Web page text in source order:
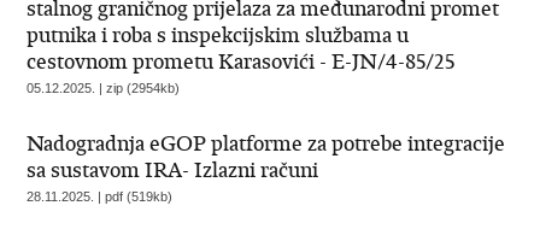
stalnog graničnog prijelaza za međunarodni promet
putnika i roba s inspekcijskim službama u
cestovnom prometu Karasovići - E-JN/4-85/25
05.12.2025. | zip (2954kb)
Nadogradnja eGOP platforme za potrebe integracije
sa sustavom IRA- Izlazni računi
28.11.2025. | pdf (519kb)